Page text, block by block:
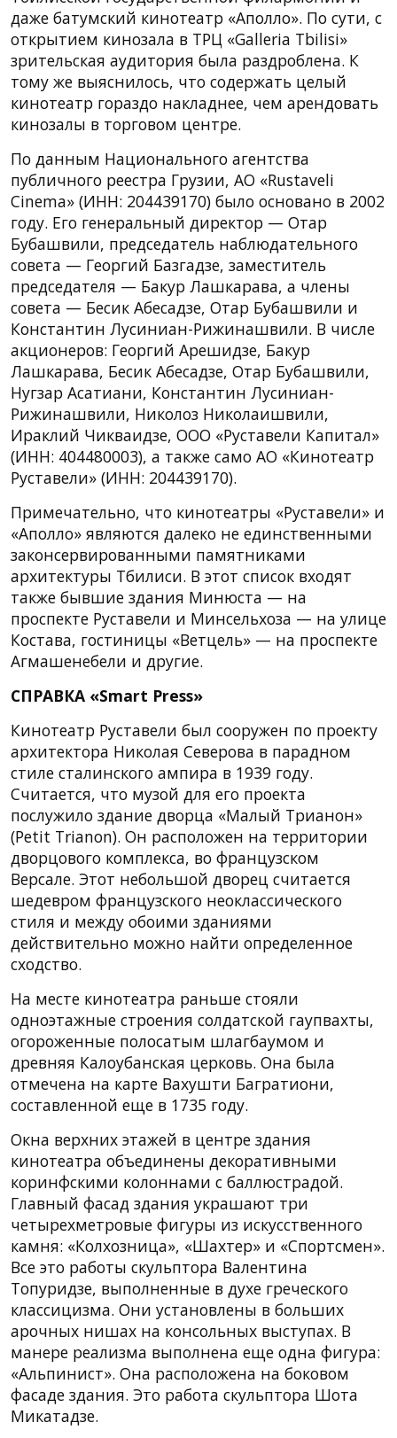
даже батумский кинотеатр «Аполло». По сути, с
открытием кинозала в ТРЦ «Galleria Tbilisi»
зрительская аудитория была раздроблена. К
тому же выяснилось, что содержать целый
кинотеатр гораздо накладнее, чем арендовать
кинозалы в торговом центре.
По данным Национального агентства
публичного реестра Грузии, АО «Rustaveli
Cinema» (ИНН: 204439170) было основано в 2002
году. Его генеральный директор — Отар
Бубашвили, председатель наблюдательного
совета — Георгий Базгадзе, заместитель
председателя — Бакур Лашкарава, а члены
совета — Бесик Абесадзе, Отар Бубашвили и
Константин Лусиниан-Рижинашвили. В числе
акционеров: Георгий Арешидзе, Бакур
Лашкарава, Бесик Абесадзе, Отар Бубашвили,
Нугзар Асатиани, Константин Лусиниан-
Рижинашвили, Николоз Николаишвили,
Ираклий Чикваидзе, ООО «Руставели Капитал»
(ИНН: 404480003), а также само АО «Кинотеатр
Руставели» (ИНН: 204439170).
Примечательно, что кинотеатры «Руставели» и
«Аполло» являются далеко не единственными
законсервированными памятниками
архитектуры Тбилиси. В этот список входят
также бывшие здания Минюста — на
проспекте Руставели и Минсельхоза — на улице
Костава, гостиницы «Ветцель» — на проспекте
Агмашенебели и другие.
СПРАВКА «Smart Press»
Кинотеатр Руставели был сооружен по проекту
архитектора Николая Северова в парадном
стиле сталинского ампира в 1939 году.
Считается, что музой для его проекта
послужило здание дворца «Малый Трианон»
(Petit Trianon). Он расположен на территории
дворцового комплекса, во французском
Версале. Этот небольшой дворец считается
шедевром французского неоклассического
стиля и между обоими зданиями
действительно можно найти определенное
сходство.
На месте кинотеатра раньше стояли
одноэтажные строения солдатской гаупвахты,
огороженные полосатым шлагбаумом и
древняя Калоубанская церковь. Она была
отмечена на карте Вахушти Багратиони,
составленной еще в 1735 году.
Окна верхних этажей в центре здания
кинотеатра объединены декоративными
коринфскими колоннами с баллюстрадой.
Главный фасад здания украшают три
четырехметровые фигуры из искусственного
камня: «Колхозница», «Шахтер» и «Спортсмен».
Все это работы скульптора Валентина
Топуридзе, выполненные в духе греческого
классицизма. Они установлены в больших
арочных нишах на консольных выступах. В
манере реализма выполнена еще одна фигура:
«Альпинист». Она расположена на боковом
фасаде здания. Это работа скульптора Шота
Микатадзе.